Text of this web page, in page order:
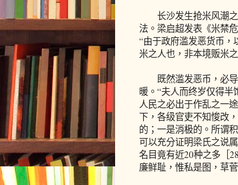
长沙发生抢米风潮之
法。梁启超发表《米禁
“由于政府滥发恶货币，
米之人也，非本境贩米
既然滥发恶币，必导
暖。“夫人而终岁仅得
人民之必出于作乱之一
下，各级官吏不知悛改
的；一是消极的。所谓
可以充分证明梁氏之说
名目竟有近20种之多［
廉鲜耻，惟私是图，草